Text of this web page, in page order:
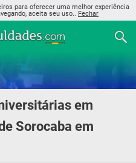
para oferecer uma melhor experiência
aceita seu uso.. Fechar
em
Sorocaba em